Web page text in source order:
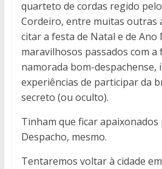
quarteto de cordas regido
Cordeiro, entre muitas outras
citar a festa de Natal e de
maravilhosos passados com a
namorada bom-despachense,
experiências de participar da
secreto (ou oculto).
Tinham que ficar apaixonados
Despacho, mesmo.
Tentaremos voltar à cidade